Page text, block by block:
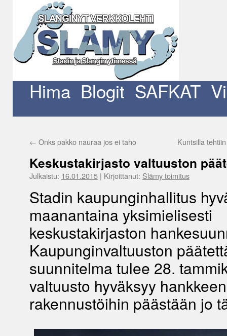
Hima Blogit SAFKAT
← Onks pakko nauraa jos ei taho Kuntsilla
Keskustakirjasto valtuuston
Julkaistu: 16.01.2015| Kirjoittanut: Slämy toimitus
Stadin kaupunginhallitus
maanantaina yksimielisesti
keskustakirjaston
Kaupunginvaltuuston
suunnitelma tulee 28.
valtuusto hyväksyy
rakennustöihin päästään jo